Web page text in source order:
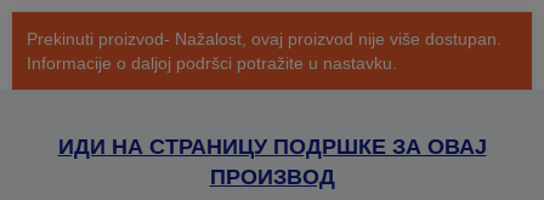
Prekinuti proizvod- Nažalost, ovaj proizvod nije više dostupan.
Informacije o daljoj podršci potražite u nastavku.
ИДИ НА СТРАНИЦУ ПОДРШКЕ ЗА ОВАЈ
ПРОИЗВОД